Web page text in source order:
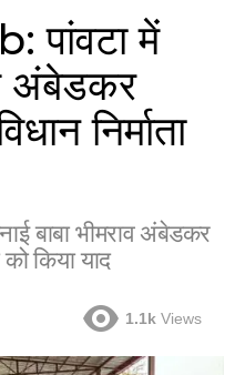
पांवटा में
अंबेडकर
निर्माता
बाबा भीमराव अंबेडकर
किया याद
1.1k Views